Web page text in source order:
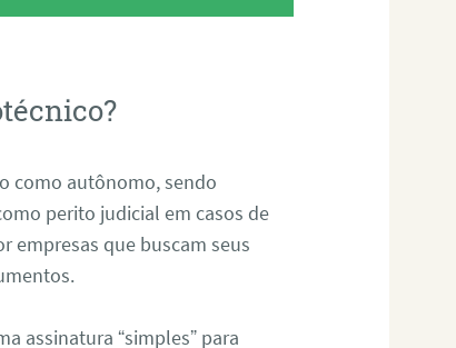
como autônomo, sendo
perito judicial em casos de
empresas que buscam seus
assinatura “simples” para